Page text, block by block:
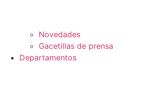
Novedades
Gacetillas de prensa
Departamentos